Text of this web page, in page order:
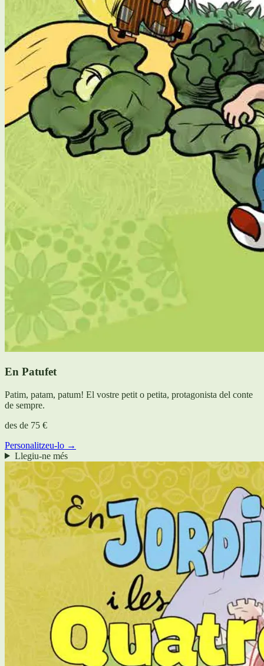
En Patufet
Patim, patam, patum! El vostre petit o petita, protagonista del conte
de sempre.
des de 75 €
Personalitzeu-lo →
Llegiu-ne més